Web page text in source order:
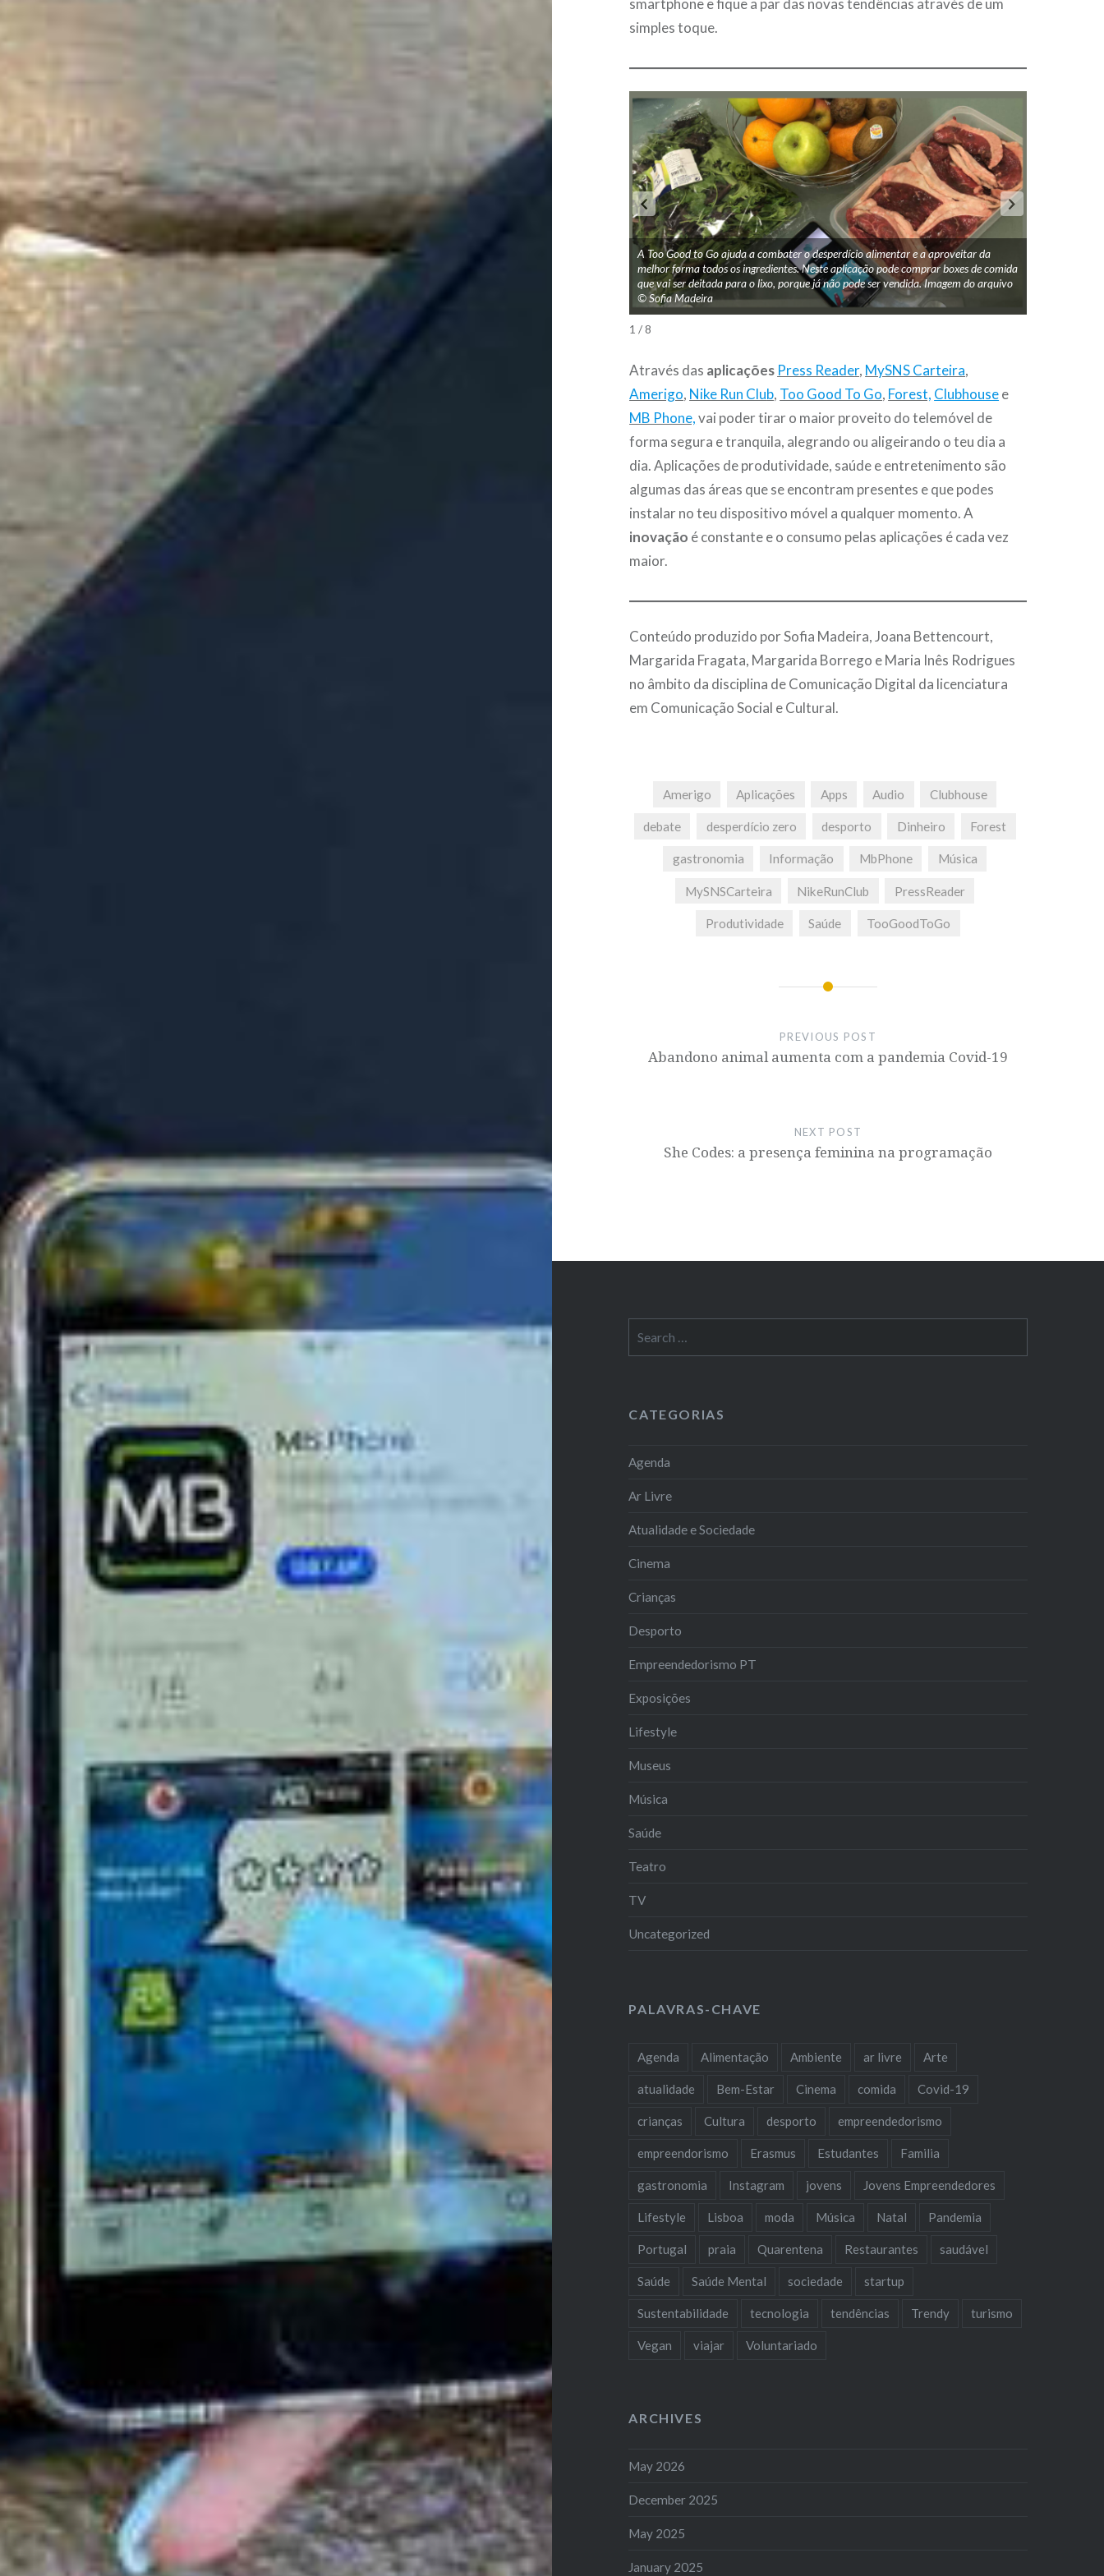
smartphone e fique a par das novas tendências através de um
simples toque.
A Too Good to Go ajuda a combater o desperdício alimentar e a aproveitar da
melhor forma todos os ingredientes. Neste aplicação pode comprar boxes de comida
que vai ser deitada para o lixo, porque já não pode ser vendida. Imagem do arquivo
©️ Sofia Madeira
1 / 8
Através das aplicações Press Reader, MySNS Carteira,
Amerigo, Nike Run Club, Too Good To Go, Forest, Clubhousee
MB Phone,vai poder tirar o maior proveito do telemóvel de
forma segura e tranquila, alegrando ou aligeirando o teu dia a
dia. Aplicações de produtividade, saúde e entretenimento são
algumas das áreas que se encontram presentes e que podes
instalar no teu dispositivo móvel a qualquer momento. A
inovação é constante e o consumo pelas aplicações é cada vez
maior.
Conteúdo produzido por Sofia Madeira, Joana Bettencourt,
Margarida Fragata, Margarida Borrego e Maria Inês Rodrigues
no âmbito da disciplina de Comunicação Digital da licenciatura
em Comunicação Social e Cultural.
Amerigo Aplicações Apps Audio Clubhouse
debate desperdício zero desporto Dinheiro Forest
gastronomia Informação MbPhone Música
MySNSCarteira NikeRunClub PressReader
Produtividade Saúde TooGoodToGo
PREVIOUS POST
Abandono animal aumenta com a pandemia Covid-19
NEXT POST
She Codes: a presença feminina na programação
CATEGORIAS
Agenda
Ar Livre
Atualidade e Sociedade
Cinema
Crianças
Desporto
Empreendedorismo PT
Exposições
Lifestyle
Museus
Música
Saúde
Teatro
TV
Uncategorized
PALAVRAS-CHAVE
Agenda Alimentação Ambiente ar livre Arte
atualidade Bem-Estar Cinema comida Covid-19
crianças Cultura desporto empreendedorismo
empreendorismo Erasmus Estudantes Familia
gastronomia Instagram jovens Jovens Empreendedores
Lifestyle Lisboa moda Música Natal Pandemia
Portugal praia Quarentena Restaurantes saudável
Saúde Saúde Mental sociedade startup
Sustentabilidade tecnologia tendências Trendy turismo
Vegan viajar Voluntariado
ARCHIVES
May 2026
December 2025
May 2025
January 2025